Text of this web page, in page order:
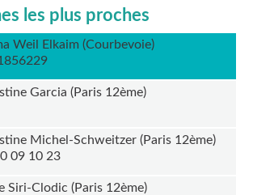
les plus proches
Weil Elkaim (Courbevoie)
Garcia (Paris 12ème)
Michel-Schweitzer (Paris 12ème)
09 10 23
Siri-Clodic (Paris 12ème)